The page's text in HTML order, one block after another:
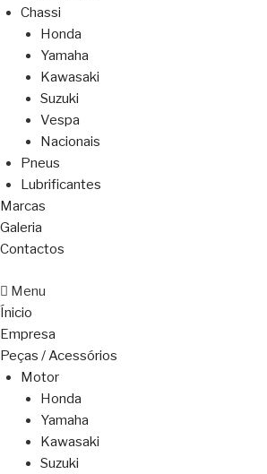
Chassi
Honda
Yamaha
Kawasaki
Suzuki
Vespa
Nacionais
Pneus
Lubrificantes
Marcas
Galeria
Contactos
Menu
Ínicio
Empresa
Peças / Acessórios
Motor
Honda
Yamaha
Kawasaki
Suzuki